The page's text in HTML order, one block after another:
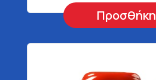
Προσθήκη